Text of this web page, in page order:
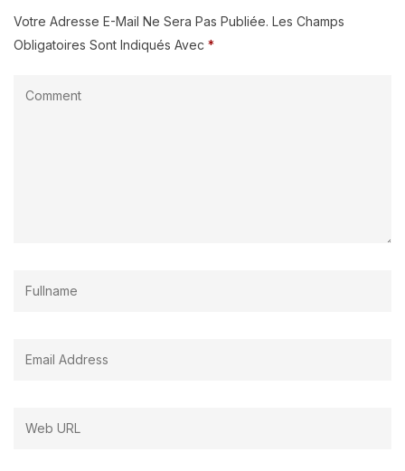
Votre Adresse E-Mail Ne Sera Pas Publiée. Les Champs
Obligatoires Sont Indiqués Avec *